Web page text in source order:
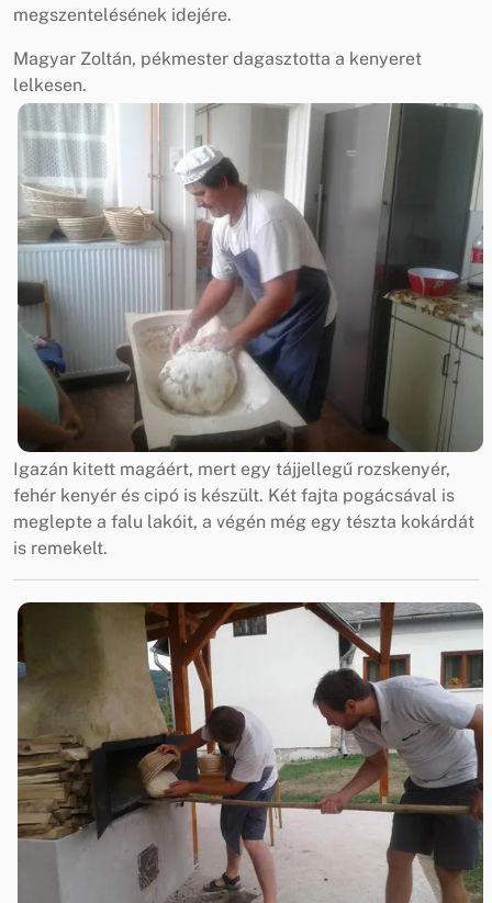
megszentelésének idejére.
Magyar Zoltán, pékmester dagasztotta a kenyeret
lelkesen.
Igazán kitett magáért, mert egy tájjellegű rozskenyér,
fehér kenyér és cipó is készült. Két fajta pogácsával is
meglepte a falu lakóit, a végén még egy tészta kokárdát
is remekelt.